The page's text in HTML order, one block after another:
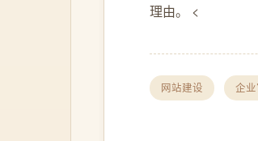
理由。 <
网站建设 企